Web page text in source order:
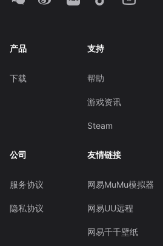
产品
下载
支持
帮助
游戏资讯
Steam
公司
服务协议
隐私协议
友情链接
网易MuMu模拟器
网易UU远程
网易千千壁纸